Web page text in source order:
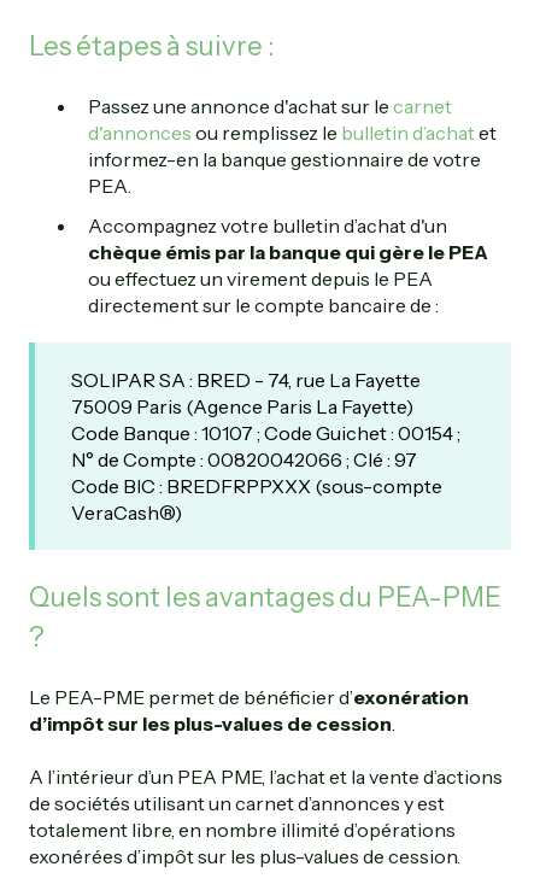
Les étapes à suivre :
Passez une annonce d'achat sur le carnet
d'annonces ou remplissez le bulletin d’achatet
informez-en la banque gestionnaire de votre
PEA.
Accompagnez votre bulletin d’achat d'un
chèque émis par la banque qui gère le PEA
ou effectuez un virement depuis le PEA
directement sur le compte bancaire de :
SOLIPAR SA : BRED - 74, rue La Fayette
75009 Paris (Agence Paris La Fayette)
Code Banque : 10107 ; Code Guichet : 00154 ;
N° de Compte : 00820042066 ; Clé : 97
Code BIC : BREDFRPPXXX (sous-compte
VeraCash®)
Quels sont les avantages du PEA-PME
?
Le PEA-PME permet de bénéficier d’exonération
d’impôt sur les plus-values de cession
A l’intérieur d’un PEA PME, l’achat et la vente d’actions
de sociétés utilisant un carnet d’annonces y est
totalement libre, en nombre illimité d’opérations
exonérées d’impôt sur les plus-values de cession.